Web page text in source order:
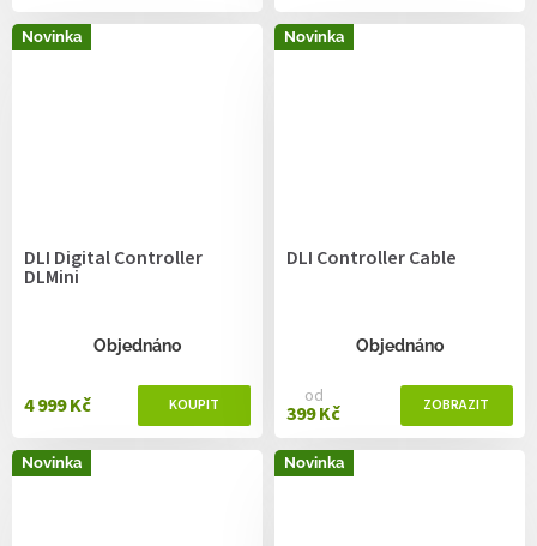
Novinka
DLI Digital Controller
DLMini
Objednáno
4 999 Kč
Novinka
DLI Controller Cable
Objednáno
od
399 Kč
Novinka Novinka